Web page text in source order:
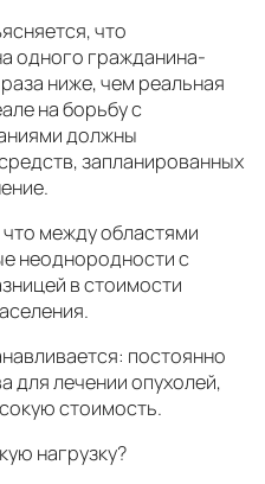
что
одного гражданина-
ниже, чем реальная
на борьбу с
должны
запланированных
между областями
неоднородности с
в стоимости
постоянно
для лечении опухолей,
стоимость.
​​нагрузку?